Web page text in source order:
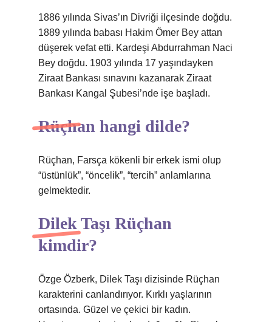
1886 yılında Sivas’ın Divriği ilçesinde doğdu.
1889 yılında babası Hakim Ömer Bey attan
düşerek vefat etti. Kardeşi Abdurrahman Naci
Bey doğdu. 1903 yılında 17 yaşındayken
Ziraat Bankası sınavını kazanarak Ziraat
Bankası Kangal Şubesi’nde işe başladı.
Rüçhan hangi dilde?
Rüçhan, Farsça kökenli bir erkek ismi olup
“üstünlük”, “öncelik”, “tercih” anlamlarına
gelmektedir.
Dilek Taşı Rüçhan
kimdir?
Özge Özberk, Dilek Taşı dizisinde Rüçhan
karakterini canlandırıyor. Kırklı yaşlarının
ortasında. Güzel ve çekici bir kadın.